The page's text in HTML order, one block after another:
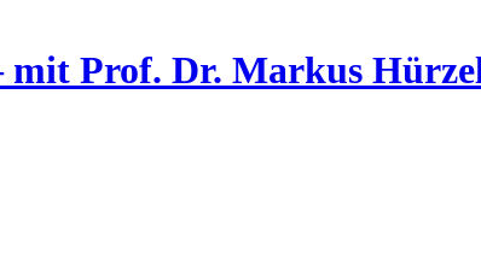
mit Prof. Dr. Markus